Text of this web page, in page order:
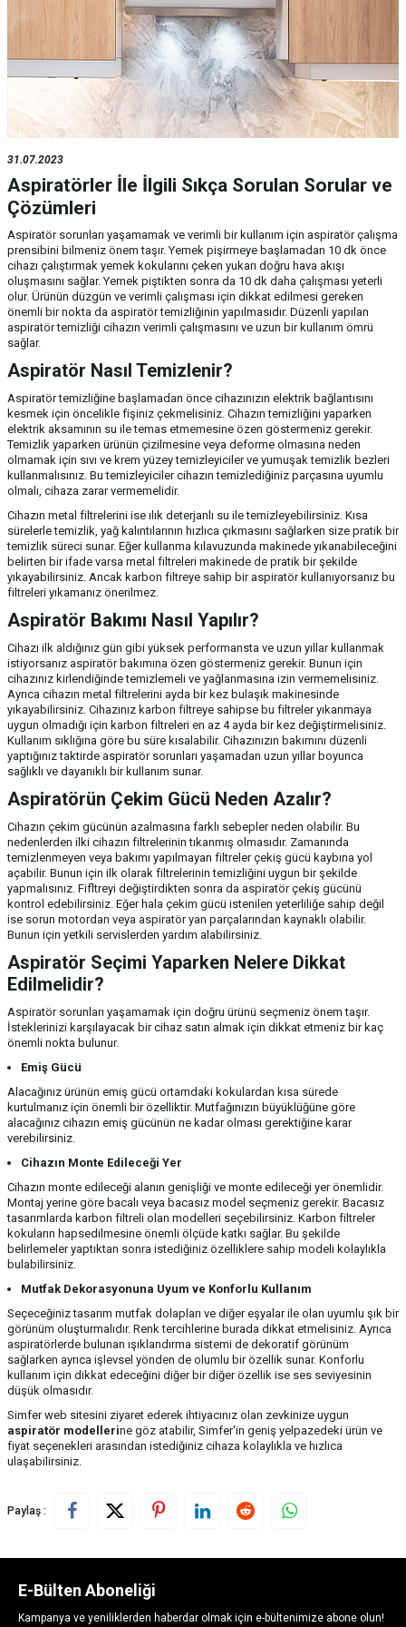
31.07.2023
Aspiratörler İle İlgili Sıkça Sorulan Sorular ve
Çözümleri
Aspiratör sorunları yaşamamak ve verimli bir kullanım için aspiratör çalışma
prensibini bilmeniz önem taşır. Yemek pişirmeye başlamadan 10 dk önce
cihazı çalıştırmak yemek kokularını çeken yukarı doğru hava akışı
oluşmasını sağlar. Yemek piştikten sonra da 10 dk daha çalışması yeterli
olur. Ürünün düzgün ve verimli çalışması için dikkat edilmesi gereken
önemli bir nokta da aspiratör temizliğinin yapılmasıdır. Düzenli yapılan
aspiratör temizliği cihazın verimli çalışmasını ve uzun bir kullanım ömrü
sağlar.
Aspiratör Nasıl Temizlenir?
Aspiratör temizliğine başlamadan önce cihazınızın elektrik bağlantısını
kesmek için öncelikle fişiniz çekmelisiniz. Cihazın temizliğini yaparken
elektrik aksamının su ile temas etmemesine özen göstermeniz gerekir.
Temizlik yaparken ürünün çizilmesine veya deforme olmasına neden
olmamak için sıvı ve krem yüzey temizleyiciler ve yumuşak temizlik bezleri
kullanmalısınız. Bu temizleyiciler cihazın temizlediğiniz parçasına uyumlu
olmalı, cihaza zarar vermemelidir.
Cihazın metal filtrelerini ise ılık deterjanlı su ile temizleyebilirsiniz. Kısa
sürelerle temizlik, yağ kalıntılarının hızlıca çıkmasını sağlarken size pratik bir
temizlik süreci sunar. Eğer kullanma kılavuzunda makinede yıkanabileceğini
belirten bir ifade varsa metal filtreleri makinede de pratik bir şekilde
yıkayabilirsiniz. Ancak karbon filtreye sahip bir aspiratör kullanıyorsanız bu
filtreleri yıkamanız önerilmez.
Aspiratör Bakımı Nasıl Yapılır?
Cihazı ilk aldığınız gün gibi yüksek performansta ve uzun yıllar kullanmak
istiyorsanız aspiratör bakımına özen göstermeniz gerekir. Bunun için
cihazınız kirlendiğinde temizlemeli ve yağlanmasına izin vermemelisiniz.
Ayrıca cihazın metal filtrelerini ayda bir kez bulaşık makinesinde
yıkayabilirsiniz. Cihazınız karbon filtreye sahipse bu filtreler yıkanmaya
uygun olmadığı için karbon filtreleri en az 4 ayda bir kez değiştirmelisiniz.
Kullanım sıklığına göre bu süre kısalabilir. Cihazınızın bakımını düzenli
yaptığınız taktirde aspiratör sorunları yaşamadan uzun yıllar boyunca
sağlıklı ve dayanıklı bir kullanım sunar.
Aspiratörün Çekim Gücü Neden Azalır?
Cihazın çekim gücünün azalmasına farklı sebepler neden olabilir. Bu
nedenlerden ilki cihazın filtrelerinin tıkanmış olmasıdır. Zamanında
temizlenmeyen veya bakımı yapılmayan filtreler çekiş gücü kaybına yol
açabilir. Bunun için ilk olarak filtrelerinin temizliğini uygun bir şekilde
yapmalısınız. Fifltreyi değiştirdikten sonra da aspiratör çekiş gücünü
kontrol edebilirsiniz. Eğer hala çekim gücü istenilen yeterliliğe sahip değil
ise sorun motordan veya aspiratör yan parçalarından kaynaklı olabilir.
Bunun için yetkili servislerden yardım alabilirsiniz.
Aspiratör Seçimi Yaparken Nelere Dikkat
Edilmelidir?
Aspiratör sorunları yaşamamak için doğru ürünü seçmeniz önem taşır.
İsteklerinizi karşılayacak bir cihaz satın almak için dikkat etmeniz bir kaç
önemli nokta bulunur.
Emiş Gücü
Alacağınız ürünün emiş gücü ortamdaki kokulardan kısa sürede
kurtulmanız için önemli bir özelliktir. Mutfağınızın büyüklüğüne göre
alacağınız cihazın emiş gücünün ne kadar olması gerektiğine karar
verebilirsiniz.
Cihazın Monte Edileceği Yer
Cihazın monte edileceği alanın genişliği ve monte edileceği yer önemlidir.
Montaj yerine göre bacalı veya bacasız model seçmeniz gerekir. Bacasız
tasarımlarda karbon filtreli olan modelleri seçebilirsiniz. Karbon filtreler
kokuların hapsedilmesine önemli ölçüde katkı sağlar. Bu şekilde
belirlemeler yaptıktan sonra istediğiniz özelliklere sahip modeli kolaylıkla
bulabilirsiniz.
Mutfak Dekorasyonuna Uyum ve Konforlu Kullanım
Seçeceğiniz tasarım mutfak dolapları ve diğer eşyalar ile olan uyumlu şık bir
görünüm oluşturmalıdır. Renk tercihlerine burada dikkat etmelisiniz. Ayrıca
aspiratörlerde bulunan ışıklandırma sistemi de dekoratif görünüm
sağlarken ayrıca işlevsel yönden de olumlu bir özellik sunar. Konforlu
kullanım için dikkat edeceğini diğer bir diğer özellik ise ses seviyesinin
düşük olmasıdır.
Simfer web sitesini ziyaret ederek ihtiyacınız olan zevkinize uygun
aspiratör modellerine göz atabilir, Simfer'in geniş yelpazedeki ürün ve
fiyat seçenekleri arasından istediğiniz cihaza kolaylıkla ve hızlıca
ulaşabilirsiniz.
Paylaş :
E-Bülten Aboneliği
Kampanya ve yeniliklerden haberdar olmak için e-bültenimize abone olun!